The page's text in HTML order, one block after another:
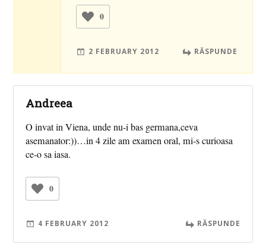
0
2 FEBRUARY 2012 RĂSPUNDE
Andreea
O invat in Viena, unde nu-i bas germana,ceva
asemanator:))…in 4 zile am examen oral, mi-s curioasa
ce-o sa iasa.
0
4 FEBRUARY 2012 RĂSPUNDE